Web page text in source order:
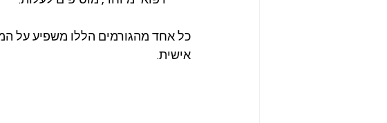
כל אחד מהגורמים הללו משפיע על
אישית.